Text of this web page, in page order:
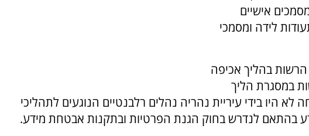
אישיים
לידה ומסמכי
בהליך אכיפה
במסגרת הליך
היו בידי עיריית נהריה נהלים רלבנטיים הנוגעים לתהליכי
בהתאם לנדרש בחוק הגנת הפרטיות ובתקנות אבטחת מידע.